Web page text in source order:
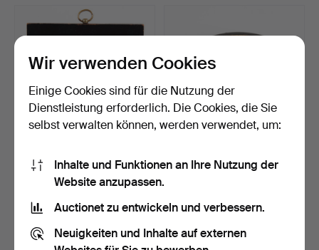
WACHSPORTRAIT CARL X,
FRÜHES 19.
JAHRHUNDE…
Beendet 31. Mai 2026
2 Gebote
DOSE, Kronprinz
Bernadotte um 1810 (Karl
43 Gebote
Wir verwenden Cookies
Einige Cookies sind für die Nutzung der
Dienstleistung erforderlich. Die Cookies, die Sie
selbst verwalten können, werden verwendet, um:
Inhalte und Funktionen an Ihre Nutzung der
Website anzupassen.
Auctionet zu entwickeln und verbessern.
Neuigkeiten und Inhalte auf externen